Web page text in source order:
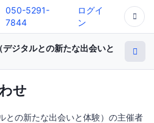
050-5291-
7844
ログイ
ン
ジタルとの新たな出会いと
せ
との新たな出会いと体験）の主催者